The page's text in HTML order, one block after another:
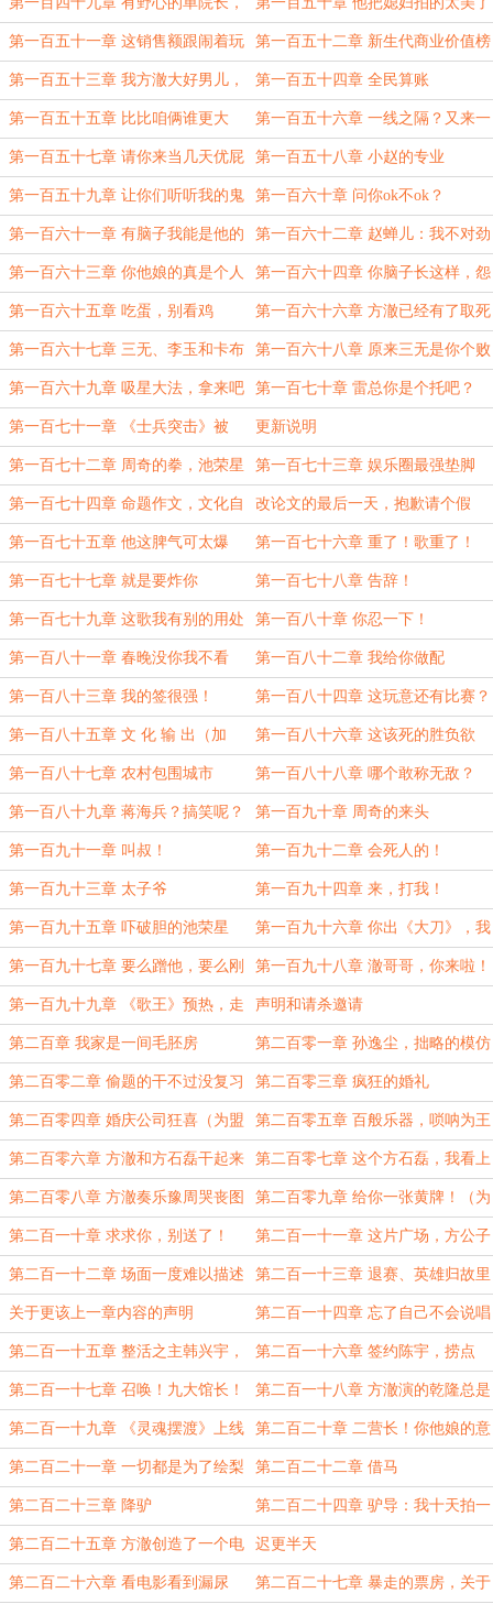
没出息的方大头
第一百五十一章 这销售额跟闹着玩
似的
第一百五十二章 新生代商业价值榜
第一百五十三章 我方澈大好男儿，
怎与尔等同榜
第一百五十四章 全民算账
第一百五十五章 比比咱俩谁更大 第一百五十六章 一线之隔？又来一
个代言
第一百五十七章 请你来当几天优屁
主
第一百五十八章 小赵的专业
第一百五十九章 让你们听听我的鬼
畜
第一百六十章 问你ok不ok？
第一百六十一章 有脑子我能是他的
粉丝吗？
第一百六十二章 赵蝉儿：我不对劲
第一百六十三章 你他娘的真是个人
才
第一百六十四章 你脑子长这样，怨
维纳斯？
第一百六十五章 吃蛋，别看鸡 第一百六十六章 方澈已经有了取死
之道
第一百六十七章 三无、李玉和卡布
叻
第一百六十八章 原来三无是你个败
家子啊！
第一百六十九章 吸星大法，拿来吧
你！（人工狗头）
第一百七十章 雷总你是个托吧？
第一百七十一章 《士兵突击》被
退，池荣星出山
更新说明
第一百七十二章 周奇的拳，池荣星
的崽
第一百七十三章 娱乐圈最强垫脚
石？
第一百七十四章 命题作文，文化自
信
改论文的最后一天，抱歉请个假
第一百七十五章 他这脾气可太爆
了！
第一百七十六章 重了！歌重了！
第一百七十七章 就是要炸你 第一百七十八章 告辞！
第一百七十九章 这歌我有别的用处 第一百八十章 你忍一下！
第一百八十一章 春晚没你我不看 第一百八十二章 我给你做配
第一百八十三章 我的签很强！ 第一百八十四章 这玩意还有比赛？
第一百八十五章 文 化 输 出（加
更）
第一百八十六章 这该死的胜负欲
第一百八十七章 农村包围城市 第一百八十八章 哪个敢称无敌？
第一百八十九章 蒋海兵？搞笑呢？ 第一百九十章 周奇的来头
第一百九十一章 叫叔！ 第一百九十二章 会死人的！
第一百九十三章 太子爷 第一百九十四章 来，打我！
第一百九十五章 吓破胆的池荣星 第一百九十六章 你出《大刀》，我
就《亮剑》
第一百九十七章 要么蹭他，要么刚
他！（日万求订阅）
第一百九十八章 澈哥哥，你来啦！
第一百九十九章 《歌王》预热，走
近社畜
声明和请杀邀请
第二百章 我家是一间毛胚房 第二百零一章 孙逸尘，拙略的模仿
者
第二百零二章 偷题的干不过没复习
的（日万求订阅）
第二百零三章 疯狂的婚礼
第二百零四章 婚庆公司狂喜（为盟
主夜下野夏日万2/5）
第二百零五章 百般乐器，唢呐为王
第二百零六章 方澈和方石磊干起来
了
第二百零七章 这个方石磊，我看上
了
第二百零八章 方澈奏乐豫周哭丧图 第二百零九章 给你一张黄牌！（为
盟主夜下野夏日万4/5）
第二百一十章 求求你，别送了！ 第二百一十一章 这片广场，方公子
罩的（为盟主夜下野夏日万5/5）
第二百一十二章 场面一度难以描述 第二百一十三章 退赛、英雄归故里
（为第一负豪日万）
关于更该上一章内容的声明 第二百一十四章 忘了自己不会说唱
第二百一十五章 整活之主韩兴宇，
背锅之王孙逸尘
第二百一十六章 签约陈宇，捞点
钱！
第二百一十七章 召唤！九大馆长！
三大院！
第二百一十八章 方澈演的乾隆总是
被打脸
第二百一十九章 《灵魂摆渡》上线 第二百二十章 二营长！你他娘的意
大利炮呢！
第二百二十一章 一切都是为了绘梨
衣
第二百二十二章 借马
第二百二十三章 降驴 第二百二十四章 驴导：我十天拍一
部电影不是很正常？
第二百二十五章 方澈创造了一个电
影节日！
迟更半天
第二百二十六章 看电影看到漏尿 第二百二十七章 暴走的票房，关于